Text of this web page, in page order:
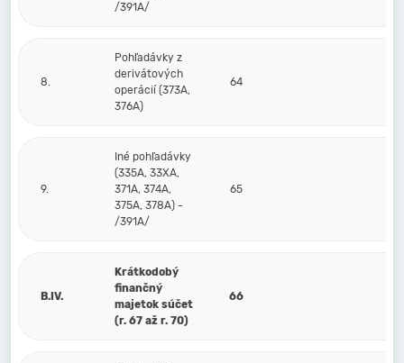
/391A/
8.
Pohľadávky z
derivátových
operácií (373A,
376A)
64
9.
Iné pohľadávky
(335A, 33XA,
371A, 374A,
375A, 378A) -
/391A/
65
B.IV.
Krátkodobý
finančný
majetok súčet
(r. 67 až r. 70)
66